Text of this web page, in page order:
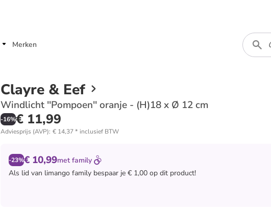
Merken
Clayre & Eef
Windlicht ''Pompoen'' oranje - (H)18 x Ø 12 cm
-16%€ 11,99
Adviesprijs (AVP): € 14,37* inclusief BTW
-23%€ 10,99met family
Als lid van limango family bespaar je € 1,00 op dit product!